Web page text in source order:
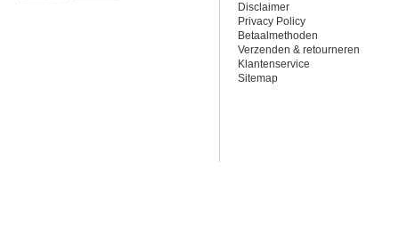
Disclaimer
Privacy Policy
Betaalmethoden
Verzenden & retourneren
Klantenservice
Sitemap